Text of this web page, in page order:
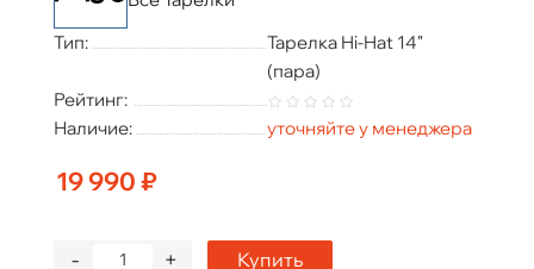
Тип:
Тарелка Hi-Hat 14"
(пара)
Рейтинг:
Наличие:
уточняйте у менеджера
19 990 ₽
+
- Купить